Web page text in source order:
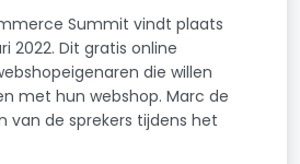
Summit vindt plaats
2022. Dit gratis online
die willen
met hun webshop. Marc de
van de sprekers tijdens het